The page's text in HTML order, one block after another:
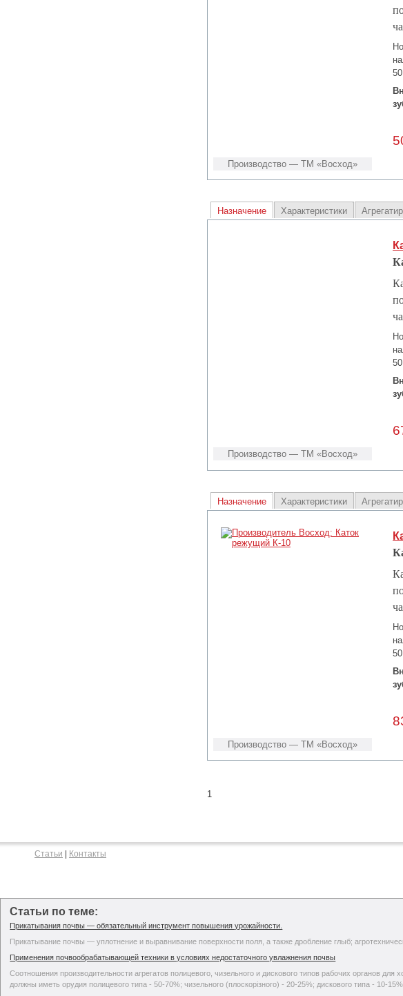
Производство — ТМ «Восход»
Назначение Характеристики
Производство — ТМ «Восход»
Назначение Характеристики
Производство — ТМ «Восход»
1
Статьи Контакты
Статьи по теме:
Прикатывания почвы — обязательный инструмент повышения урожайности.
Прикатывание почвы — уплотнение и выравнивание поверхности поля, а также дробление глыб;
Применения почвообрабатывающей техники в условиях недостаточного увлажнения почвы
Соотношения производительности агрегатов полицевого, чизельного и дискового типов рабочих органов
должны иметь орудия полицевого типа - 50-70%; чизельного (плоскорізного) - 20-25%; дискового типа - 10-15%.